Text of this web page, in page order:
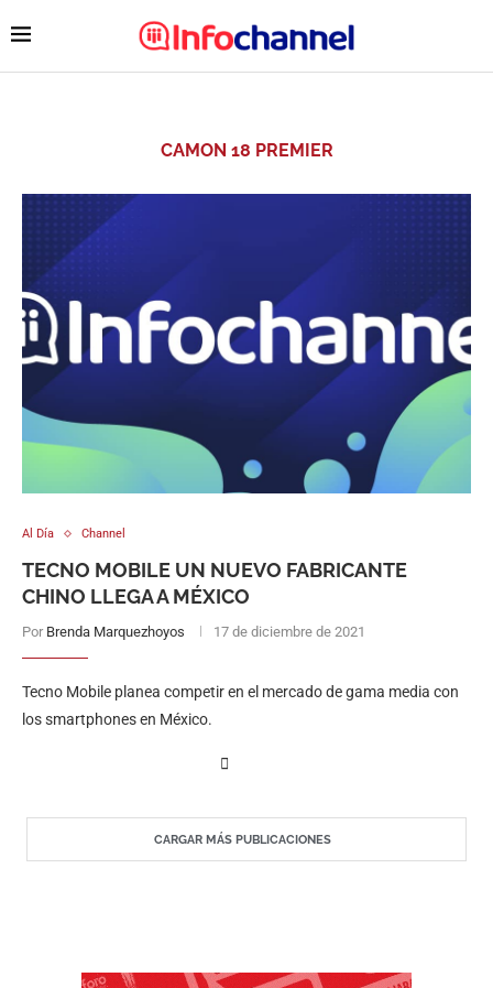
CAMON 18 PREMIER
Al Día Channel
TECNO MOBILE UN NUEVO FABRICANTE
CHINO LLEGA A MÉXICO
Por Brenda Marquezhoyos 17 de diciembre de 2021
Tecno Mobile planea competir en el mercado de gama media con
los smartphones en México.
CARGAR MÁS PUBLICACIONES